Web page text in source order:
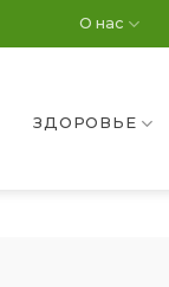
О нас
ЗДОРОВЬЕ